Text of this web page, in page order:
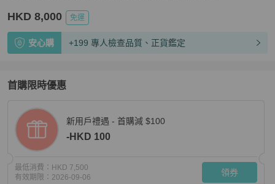
HKD 8,000 免運
安心購 +199 專人檢查品質、正貨鑑定
首購限時優惠
新用戶禮遇 - 首購減 $100
-HKD 100
最低消費： HKD 7,500
有效期限： 2026-09-06 領券